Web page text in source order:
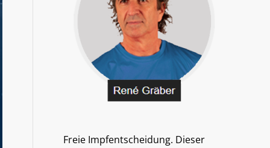
Freie Impfentscheidung. Dieser